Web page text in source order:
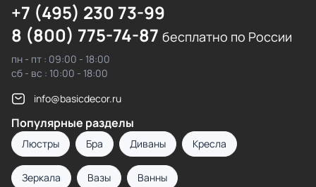
+7 (495) 230 73-99
8 (800) 775-74-87 бесплатно по России
пн - пт : 09:00 - 18:00
сб - вс : 10:00 - 18:00
info@basicdecor.ru
Популярные разделы
Люстры Бра Диваны Кресла
Зеркала Вазы Ванны